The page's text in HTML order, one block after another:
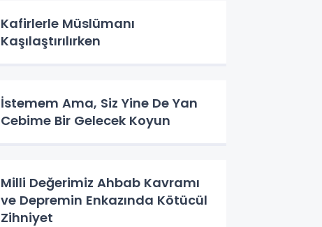
Kafirlerle Müslümanı
Kaşılaştırılırken
İstemem Ama, Siz Yine De Yan
Cebime Bir Gelecek Koyun
Milli Değerimiz Ahbab Kavramı
ve Depremin Enkazında Kötücül
Zihniyet